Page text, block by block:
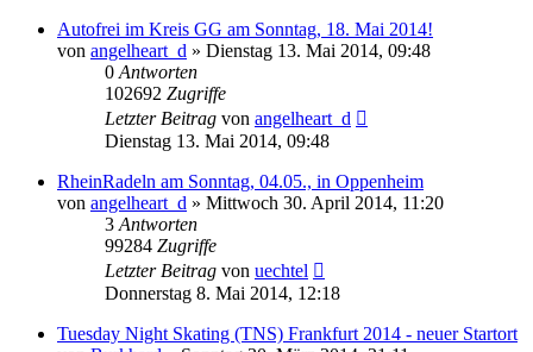
Autofrei im Kreis GG am Sonntag, 18. Mai 2014!
von angelheart_d » Dienstag 13. Mai 2014, 09:48
0 Antworten
102692 Zugriffe
Letzter Beitrag von angelheart_d
Dienstag 13. Mai 2014, 09:48
RheinRadeln am Sonntag, 04.05., in Oppenheim
von angelheart_d » Mittwoch 30. April 2014, 11:20
3 Antworten
99284 Zugriffe
Letzter Beitrag von uechtel
Donnerstag 8. Mai 2014, 12:18
Tuesday Night Skating (TNS) Frankfurt 2014 - neuer Startort